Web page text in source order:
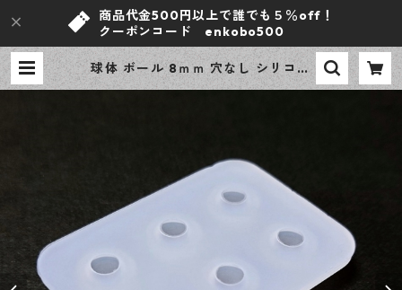
商品代金500円以上で誰でも５％off！
クーポンコード enkobo500
球体 ボール 8ｍｍ 穴なし シリコン
モールド 立体 モールド レジン型 ア